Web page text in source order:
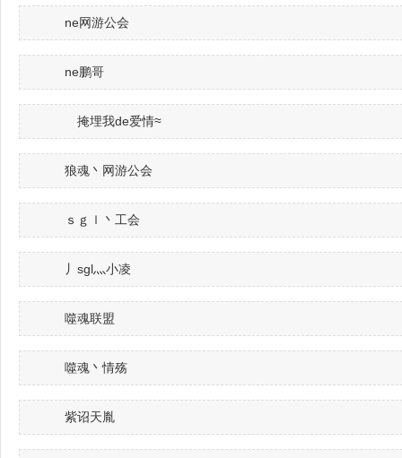
ne网游公会
ne鹏哥
ゞ掩埋我de爱情≈
狼魂丶网游公会
ｓｇｌ丶工会
丿sgl灬小凌
噬魂联盟
噬魂丶情殇
紫诏天胤